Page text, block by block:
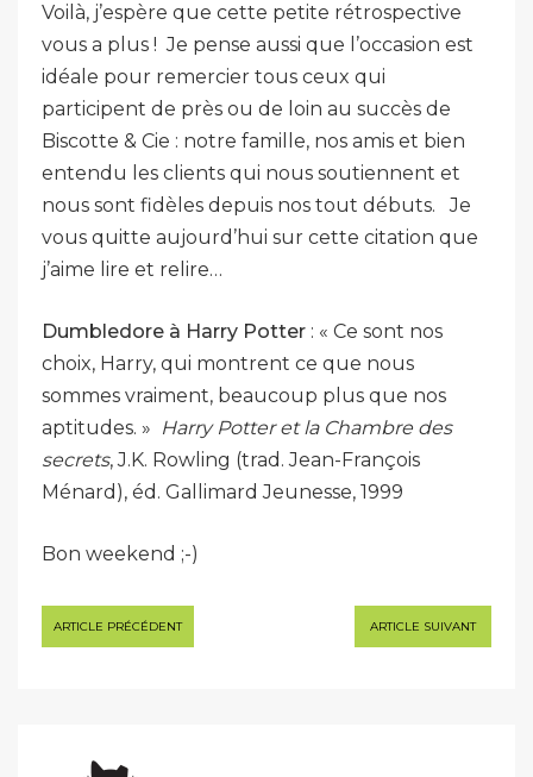
Voilà, j’espère que cette petite rétrospective
vous a plus ! Je pense aussi que l’occasion est
idéale pour remercier tous ceux qui
participent de près ou de loin au succès de
Biscotte & Cie : notre famille, nos amis et bien
entendu les clients qui nous soutiennent et
nous sont fidèles depuis nos tout débuts. Je
vous quitte aujourd’hui sur cette citation que
j’aime lire et relire…
Dumbledore à Harry Potter : « Ce sont nos
choix, Harry, qui montrent ce que nous
sommes vraiment, beaucoup plus que nos
aptitudes. » Harry Potter et la Chambre des
secrets, J.K. Rowling (trad. Jean-François
Ménard), éd. Gallimard Jeunesse, 1999
Bon weekend ;-)
Navigation
de
ARTICLE PRÉCÉDENT ARTICLE SUIVANT